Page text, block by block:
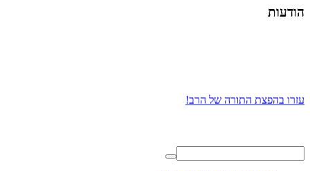
הודעות
עזרו בהפצת התורה של הרב!